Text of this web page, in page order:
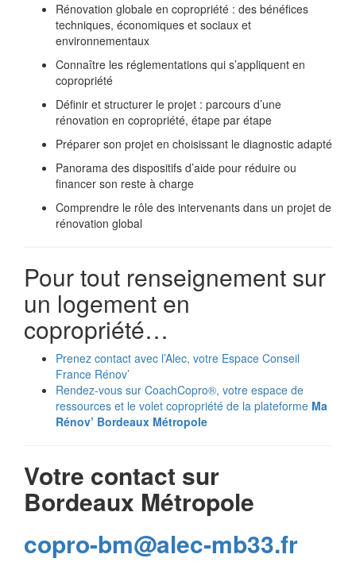
Rénovation globale en copropriété : des bénéfices
techniques, économiques et sociaux et
environnementaux
Connaître les réglementations qui s’appliquent en
copropriété
Définir et structurer le projet : parcours d’une
rénovation en copropriété, étape par étape
Préparer son projet en choisissant le diagnostic adapté
Panorama des dispositifs d’aide pour réduire ou
financer son reste à charge
Comprendre le rôle des intervenants dans un projet de
rénovation global
Pour tout renseignement sur
un logement en
copropriété…
Prenez contact avec l’Alec, votre Espace Conseil
France Rénov’
Rendez-vous sur CoachCopro®, votre espace de
ressources et le volet copropriété de la plateforme Ma
Rénov’ Bordeaux Métropole
Votre contact sur
Bordeaux Métropole
copro-bm@alec-mb33.fr